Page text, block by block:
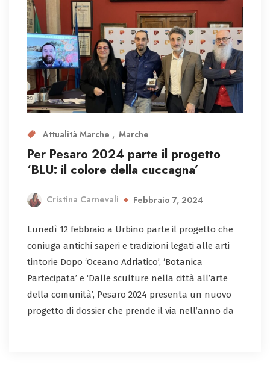
Attualità Marche Marche
Per Pesaro 2024 parte il progetto
‘BLU: il colore della cuccagna’
Cristina Carnevali Febbraio 7, 2024
Lunedì 12 febbraio a Urbino parte il progetto che
coniuga antichi saperi e tradizioni legati alle arti
tintorie Dopo ‘Oceano Adriatico’, ‘Botanica
Partecipata’ e ‘Dalle sculture nella città all’arte
della comunità’, Pesaro 2024 presenta un nuovo
progetto di dossier che prende il via nell’anno da